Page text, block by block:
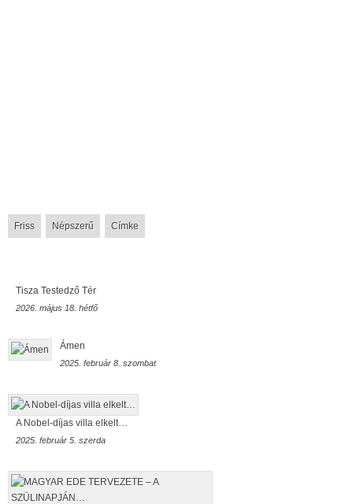
Friss Népszerű Címke
Tisza Testedző Tér
2026. május 18. hétfő
Ámen
2025. február 8. szombat
A Nobel-díjas villa elkelt…
2025. február 5. szerda